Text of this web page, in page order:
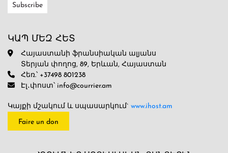
ԿԱՊ ՄԵԶ ՀԵՏ
Հայաստանի ֆրանսիական ալյանս
Տերյան փողոց, 89, Երևան, Հայաստան
Հեռ.՝ +37498 801238
Էլ․փոստ՝ info@courrier.am
Կայքի մշակում և սպասարկում` www.ihost.am
Faire un don